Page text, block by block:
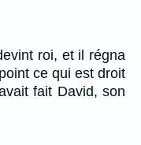
roi, et il régna
ce qui est droit
fait David, son